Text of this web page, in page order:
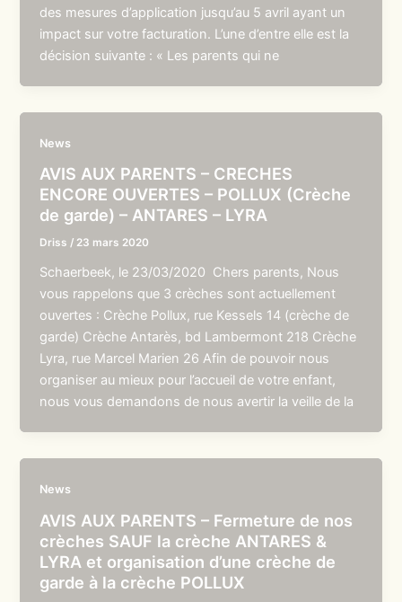
des mesures d’application jusqu’au 5 avril ayant un
impact sur votre facturation. L’une d’entre elle est la
décision suivante : « Les parents qui ne
News
AVIS AUX PARENTS – CRECHES
ENCORE OUVERTES – POLLUX (Crèche
de garde) – ANTARES – LYRA
Driss / 23 mars 2020
Schaerbeek, le 23/03/2020 Chers parents, Nous
vous rappelons que 3 crèches sont actuellement
ouvertes : Crèche Pollux, rue Kessels 14 (crèche de
garde) Crèche Antarès, bd Lambermont 218 Crèche
Lyra, rue Marcel Marien 26 Afin de pouvoir nous
organiser au mieux pour l’accueil de votre enfant,
nous vous demandons de nous avertir la veille de la
News
AVIS AUX PARENTS – Fermeture de nos
crèches SAUF la crèche ANTARES &
LYRA et organisation d’une crèche de
garde à la crèche POLLUX